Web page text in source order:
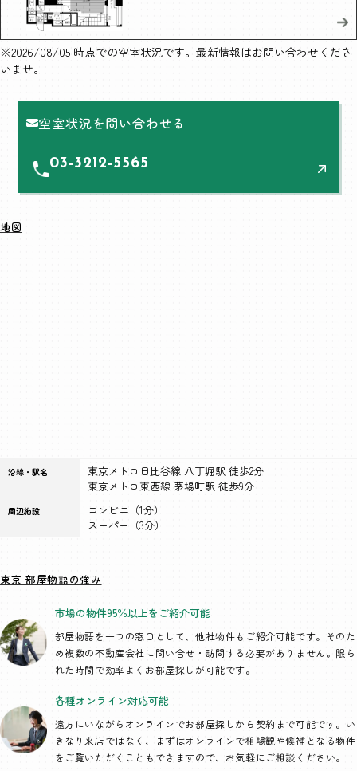
※2026/08/05 時点での空室状況です。最新情報はお問い合わせくださ
いませ。
空室状況を問い合わせる
03-3212-5565
地図
沿線・駅名
東京メトロ日比谷線 八丁堀駅 徒歩2分
東京メトロ東西線 茅場町駅 徒歩9分
周辺施設
コンビニ（1分）
スーパー（3分）
東京 部屋物語の強み
市場の物件95％以上を ご紹介可能
部屋物語を一つの窓口として、他社物件もご紹介可能です。そのた
め複数の不動産会社に問い合せ・訪問する必要がありません。限ら
れた時間で効率よくお部屋探しが可能です。
各種オンライン対応可能
遠方にいながらオンラインでお部屋探しから契約まで可能です。い
きなり来店ではなく、まずはオンラインで相場観や候補となる物件
をご覧いただくこともできますので、お気軽にご相談ください。